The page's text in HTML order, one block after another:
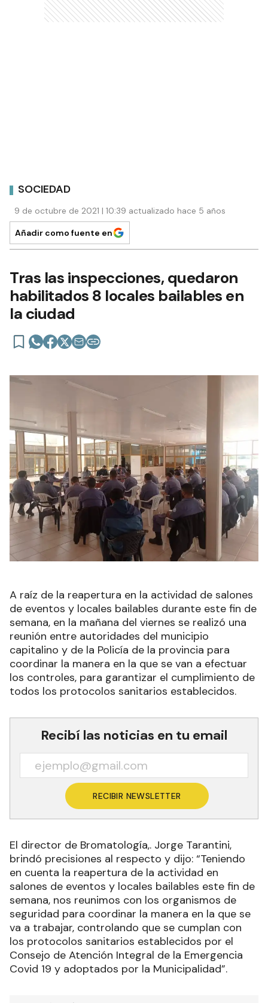
SOCIEDAD
9 de octubre de 2021 | 10:39 actualizado hace 5 años
Añadir como fuente en
Tras las inspecciones, quedaron
habilitados 8 locales bailables en
la ciudad
A raíz de la reapertura en la actividad de salones
de eventos y locales bailables durante este fin de
semana, en la mañana del viernes se realizó una
reunión entre autoridades del municipio
capitalino y de la Policía de la provincia para
coordinar la manera en la que se van a efectuar
los controles, para garantizar el cumplimiento de
todos los protocolos sanitarios establecidos.
Recibí las noticias en tu email
RECIBIR NEWSLETTER
El director de Bromatología,. Jorge Tarantini,
brindó precisiones al respecto y dijo: “Teniendo
en cuenta la reapertura de la actividad en
salones de eventos y locales bailables este fin de
semana, nos reunimos con los organismos de
seguridad para coordinar la manera en la que se
va a trabajar, controlando que se cumplan con
los protocolos sanitarios establecidos por el
Consejo de Atención Integral de la Emergencia
Covid 19 y adoptados por la Municipalidad”.